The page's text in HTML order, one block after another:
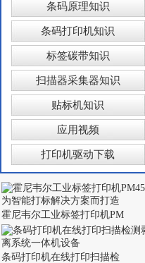
条码原理知识
条码打印机知识
标签碳带知识
扫描器采集器知识
贴标机知识
应用视频
打印机驱动下载
霍尼韦尔工业标签打印机PM
条码打印机在线打印扫描检